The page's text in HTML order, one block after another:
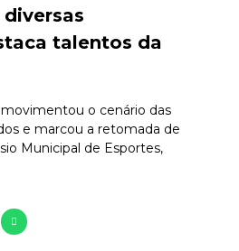
talentos da
o cenário das
e marcou a retomada de
Municipal de Esportes,